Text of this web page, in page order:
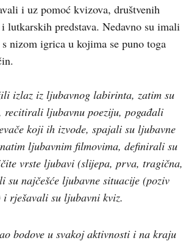
i uz pomoć kvizova, društvenih
lutkarskih predstava. Nedavno su imali
nizom igrica u kojima se puno toga
izlaz iz ljubavnog labirinta, zatim su
ljubavnu poeziju, pogađali
koji ih izvode, spajali su ljubavne
ljubavnim filmovima, definirali su
vrste ljubavi (slijepa, prva, tragična,
najčešće ljubavne situacije (poziv
i rješavali su ljubavni kviz.
bodove u svakoj aktivnosti i na kraju